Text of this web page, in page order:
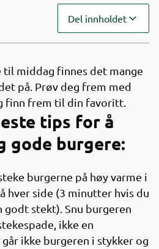
Del innholdet
til middag finnes det mange
på. Prøv deg frem med
finn frem til din favoritt.
tips for å
gode burgere:
burgerne på høy varme i
hver side (3 minutter hvis du
godt stekt). Snu burgeren
ikke en
ikke burgeren i stykker og